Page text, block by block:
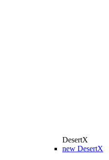
DesertX
new DesertX